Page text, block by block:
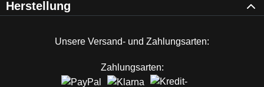
Herstellung
Unsere Versand- und Zahlungsarten:
Zahlungsarten: